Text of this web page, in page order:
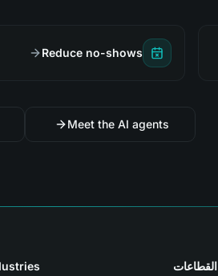
Reduce no-shows
Meet the AI agents
القطاعات